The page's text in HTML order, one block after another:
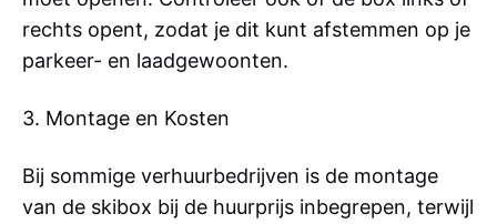
rechts opent, zodat je dit kunt afstemmen op je
parkeer- en laadgewoonten.
3. Montage en Kosten
Bij sommige verhuurbedrijven is de montage
van de skibox bij de huurprijs inbegrepen, terwijl